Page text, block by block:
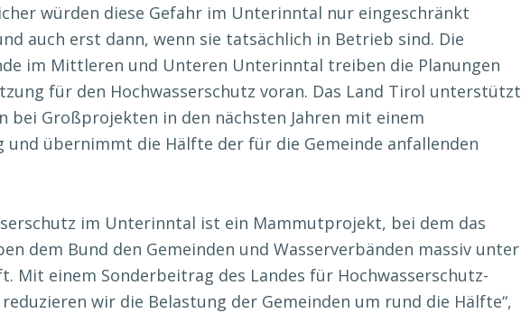
würden diese Gefahr im Unterinntal nur eingeschränkt
auch erst dann, wenn sie tatsächlich in Betrieb sind. Die
im Mittleren und Unteren Unterinntal treiben die Planungen
für den Hochwasserschutz voran. Das Land Tirol unterstützt
bei Großprojekten in den nächsten Jahren mit einem
und übernimmt die Hälfte der für die Gemeinde anfallenden
im Unterinntal ist ein Mammutprojekt, bei dem das
dem Bund den Gemeinden und Wasserverbänden massiv unter
Mit einem Sonderbeitrag des Landes für Hochwasserschutz-
wir die Belastung der Gemeinden um rund die Hälfte“,